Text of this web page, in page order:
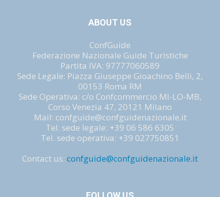
ABOUT US
ConfGuide
Federazione Nazionale Guide Turistiche
Partita IVA: 97777060589
Sede Legale: Piazza Giuseppe Gioachino Belli, 2,
00153 Roma RM
Sede Operativa: c/o Confcommercio MI-LO-MB,
Corso Venezia 47, 20121 Milano
Mail: confguide@confguidenazionale.it
Tel. sede legale: +39 06 586 6305
Tel. sede operativa: +39 027750851
Contact us: confguide@confguidenazionale.it